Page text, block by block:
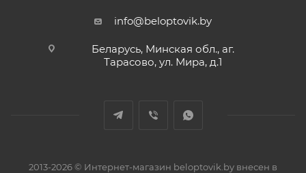
info@beloptovik.by
Беларусь, Минская обл., аг.
Тарасово, ул. Мира, д.1
2013-2026 © Интернет-магазин beloptovik.by внесен в